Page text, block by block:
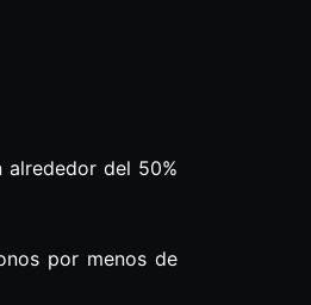
alrededor del 50%
por menos de